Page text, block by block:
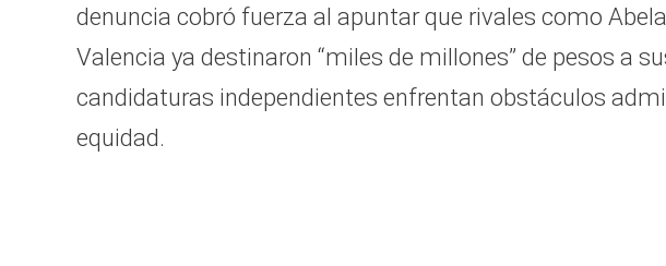
denuncia cobró fuerza al apuntar que rivales como
Valencia ya destinaron “miles de millones” de pesos a
candidaturas independientes enfrentan obstáculos
equidad.